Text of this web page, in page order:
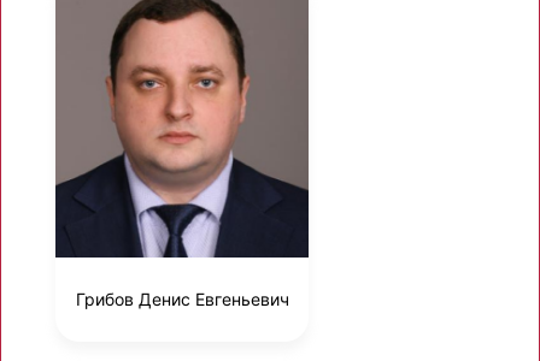
Грибов Денис Евгеньевич